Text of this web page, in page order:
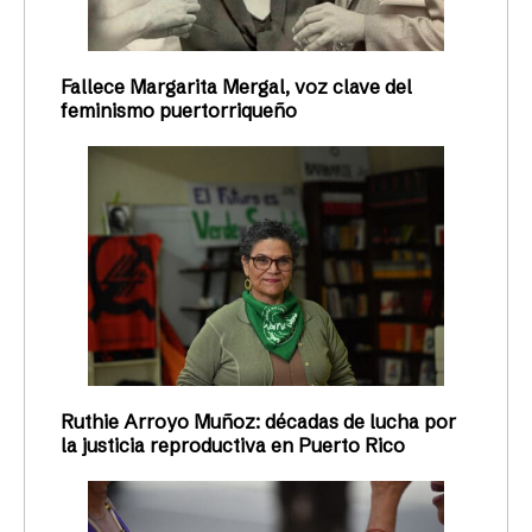
Fallece Margarita Mergal, voz clave del
feminismo puertorriqueño
Ruthie Arroyo Muñoz: décadas de lucha por
la justicia reproductiva en Puerto Rico